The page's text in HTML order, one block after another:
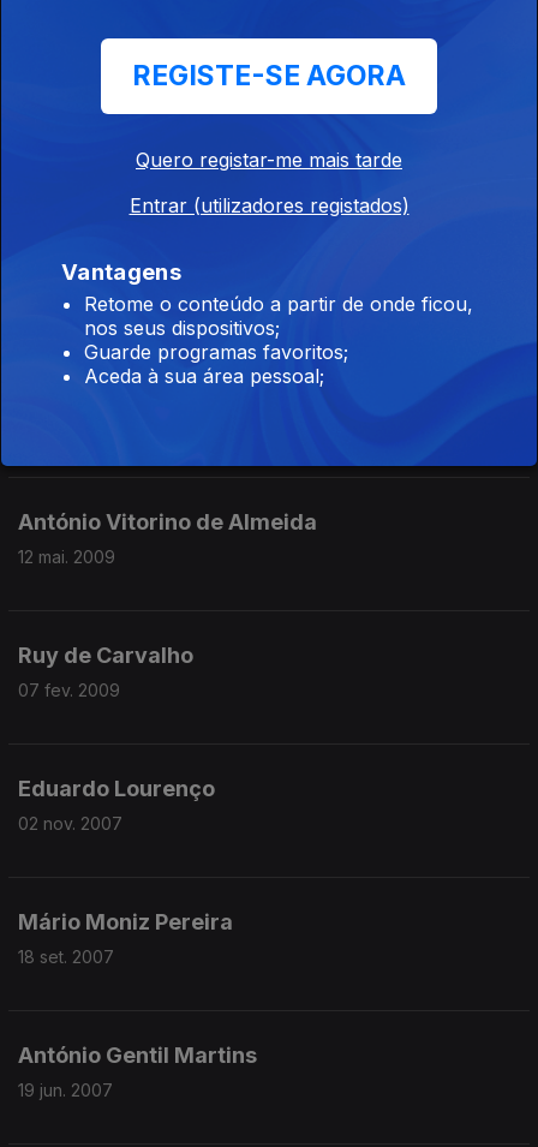
Agustina Bessa-Luís
Raul Solnado
António Vitorino de Almeida
12 mai. 2009
Ruy de Carvalho
07 fev. 2009
Eduardo Lourenço
02 nov. 2007
Mário Moniz Pereira
18 set. 2007
António Gentil Martins
19 jun. 2007
REGISTE-SE AGORA
Quero registar-me mais tarde
Entrar (utilizadores registados)
Vantagens
Retome o conteúdo a partir de onde ficou,
nos seus dispositivos;
Guarde programas favoritos;
Aceda à sua área pessoal;